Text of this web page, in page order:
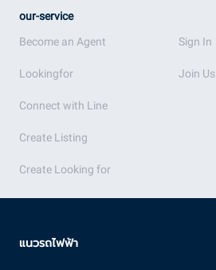
our-service
Become an Agent
Lookingfor
Connect with Line
Create Listing
Create Looking for
Sign In
Join Us
แนวรถไฟฟ้า